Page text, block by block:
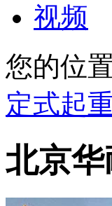
视频
您的位置
定式起
北京